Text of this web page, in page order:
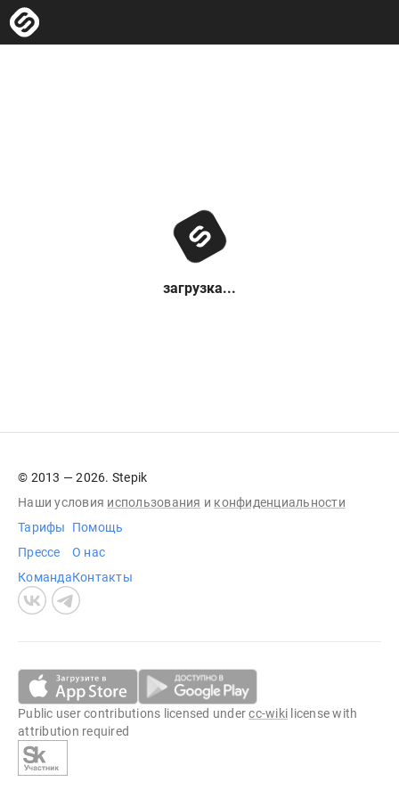
загрузка...
© 2013 — 2026. Stepik
Наши условия использования и конфиденциальности
Тарифы
Прессе
Команда
Помощь
О нас
Контакты
Public user contributions licensed undercc-wiki license with
attribution required